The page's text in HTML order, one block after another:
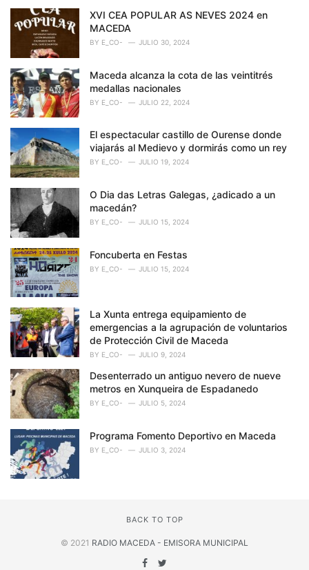
XVI CEA POPULAR AS NEVES 2024 en
MACEDA
BY E_CO- JULIO 30, 2024
Maceda alcanza la cota de las veintitrés
medallas nacionales
BY E_CO- JULIO 22, 2024
El espectacular castillo de Ourense donde
viajarás al Medievo y dormirás como un rey
BY E_CO- JULIO 19, 2024
O Dia das Letras Galegas, ¿adicado a un
macedán?
BY E_CO- JULIO 15, 2024
Foncuberta en Festas
BY E_CO- JULIO 15, 2024
La Xunta entrega equipamiento de
emergencias a la agrupación de voluntarios
de Protección Civil de Maceda
BY E_CO- JULIO 9, 2024
Desenterrado un antiguo nevero de nueve
metros en Xunqueira de Espadanedo
BY E_CO- JULIO 5, 2024
Programa Fomento Deportivo en Maceda
BY E_CO- JULIO 3, 2024
BACK TO TOP
© 2021 RADIO MACEDA - EMISORA MUNICIPAL